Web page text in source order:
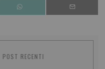
POST RECENTI